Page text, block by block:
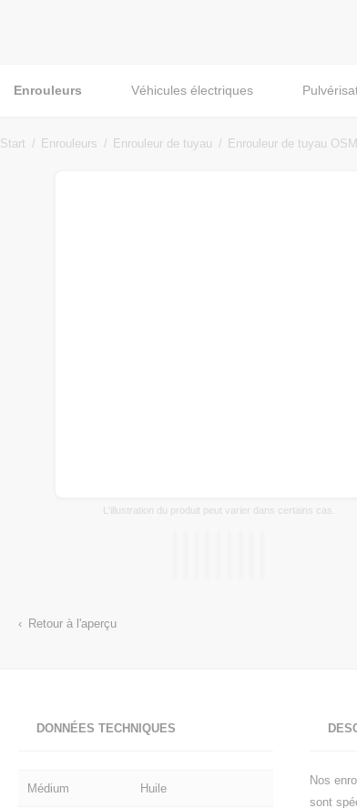
Enrouleurs Véhicules électriques
Start Enrouleurs Enrouleur de tuyau Enrouleur de tuyau
L'illustration du produit peut varier dans certains cas.
Retour à l'aperçu
DONNÉES TECHNIQUES
Médium Huile
Nos
sont